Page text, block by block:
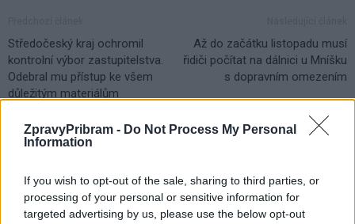
ZpravyPribram - Do Not Process My Personal
Information
If you wish to opt-out of the sale, sharing to third parties, or
processing of your personal or sensitive information for
targeted advertising by us, please use the below opt-out
Středočeský kraj ochromil
kontrolní výbor zastupitelstva.
Odebral mu přístup ke všem
důležitým materiálům
Až do začátku listopadu musí
řidiči počítat na dálnici u Mníšku
s dopravním omezením
SOUVISEJÍCÍ ČLÁNKY
Dnes se v Příbrami otevře výstava